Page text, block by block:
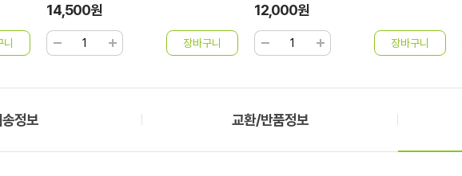
14,500원 12,000원
송정보 교환/반품정보